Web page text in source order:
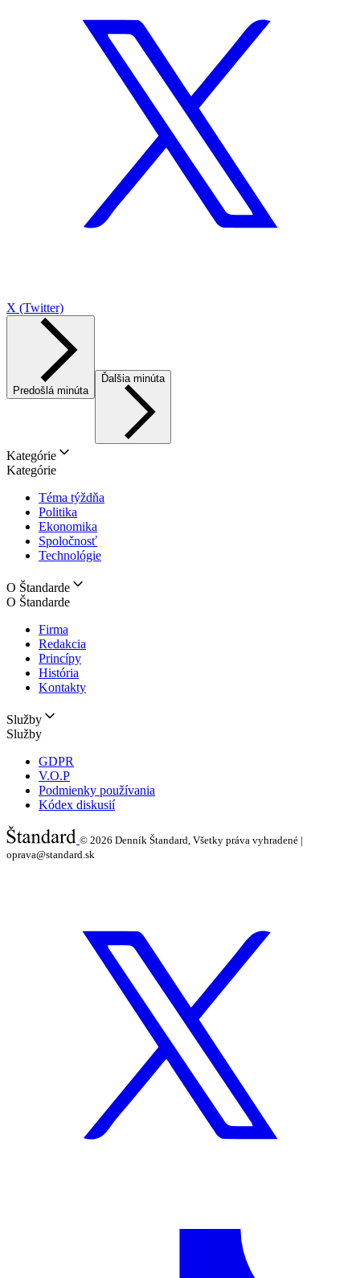
X (Twitter)
Predošlá minúta
Ďalšia minúta
Kategórie
Kategórie
Téma týždňa
Politika
Ekonomika
Spoločnosť
Technológie
O Štandarde
O Štandarde
Firma
Redakcia
Princípy
História
Kontakty
Služby
Služby
GDPR
V.O.P
Podmienky používania
Kódex diskusií
© 2026 Denník Štandard, Všetky práva vyhradené |
oprava@standard.sk